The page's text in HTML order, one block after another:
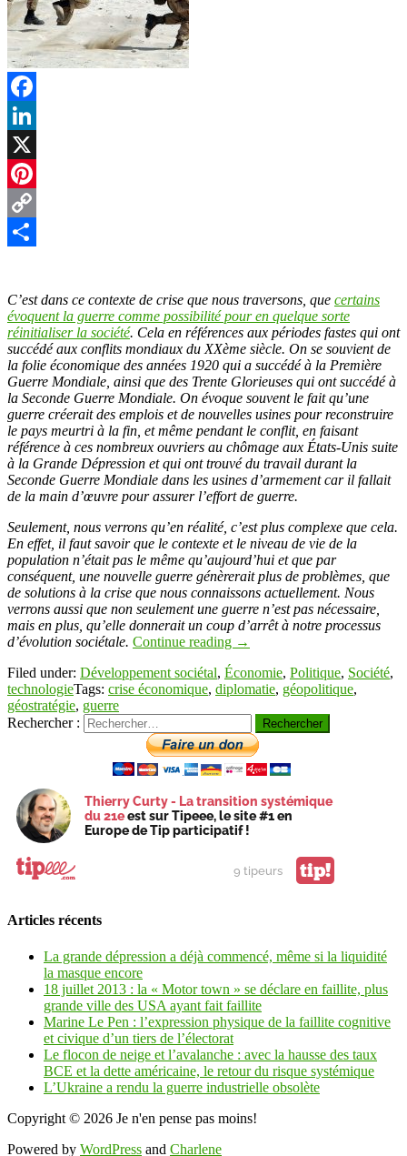
Facebook
LinkedIn
X
Pinterest
Copy
C’est dans ce contexte de crise que nous traversons, que certains
évoquent la guerre comme possibilité pour en quelque sorte
réinitialiser la société. Cela en références aux périodes fastes qui ont
succédé aux conflits mondiaux du XXème siècle. On se souvient de
la folie économique des années 1920 qui a succédé à la Première
Guerre Mondiale, ainsi que des Trente Glorieuses qui ont succédé à
la Seconde Guerre Mondiale. On évoque souvent le fait qu’une
guerre créerait des emplois et de nouvelles usines pour reconstruire
le pays meurtri à la fin, et même pendant le conflit, en faisant
référence à ces nombreux ouvriers au chômage aux États-Unis suite
à la Grande Dépression et qui ont trouvé du travail durant la
Seconde Guerre Mondiale dans les usines d’armement car il fallait
de la main d’œuvre pour assurer l’effort de guerre.
Seulement, nous verrons qu’en réalité, c’est plus complexe que cela.
En effet, il faut savoir que le contexte et le niveau de vie de la
population n’était pas le même qu’aujourd’hui et que par
conséquent, une nouvelle guerre génèrerait plus de problèmes, que
de solutions à la crise que nous connaissons actuellement. Nous
verrons aussi que non seulement une guerre n’est pas nécessaire,
mais en plus, qu’elle donnerait un coup d’arrêt à notre processus
d’évolution sociétale. Continue reading →
Filed under: Développement sociétal, Économie, Politique, Société,
technologieTags: crise économique, diplomatie, géopolitique,
géostratégie, guerre
Rechercher :
Thierry Curty - La transition systémique
du 21eest sur Tipeee, le site #1 en
Europe de Tip participatif !
9 tipeurs tip!
Articles récents
La grande dépression a déjà commencé, même si la liquidité
la masque encore
18 juillet 2013 : la « Motor town » se déclare en faillite, plus
grande ville des USA ayant fait faillite
Marine Le Pen : l’expression physique de la faillite cognitive
et civique d’un tiers de l’électorat
Le flocon de neige et l’avalanche : avec la hausse des taux
BCE et la dette américaine, le retour du risque systémique
L’Ukraine a rendu la guerre industrielle obsolète
Copyright © 2026 Je n'en pense pas moins!
Powered by WordPress and Charlene